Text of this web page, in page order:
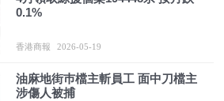
0.1%
香港商報 2026-05-19
油麻地街巿檔主斬員工 面中刀檔主
涉傷人被捕